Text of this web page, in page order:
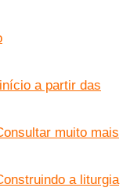
a partir das
muito mais
a liturgia